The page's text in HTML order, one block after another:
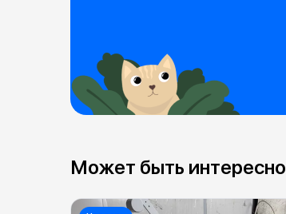
Может быть интересно